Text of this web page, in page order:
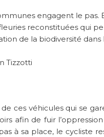
engagent le pas.
reconstituées qui
de la biodiversité
Tizzotti
de ces véhicules qui se
afin de fuir
à sa place, le cycliste